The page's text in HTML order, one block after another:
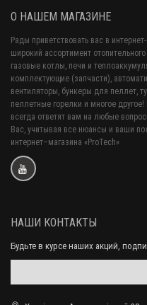
О НАШЕМ МАГАЗИНЕ
Рады приветствовать вас в
широкий ассортимент
газовые котлы, печи и
комплектующие (запчасти),
вентиляторы, бункеры для пеллет,
пеллетные горелки и многое
всегда ответят вам на любые
Вас, учитывая все нюансы и ваши
интернет–магазина «ProTech»
НАШИ КОНТАКТЫ
Будьте в курсе наших акций,